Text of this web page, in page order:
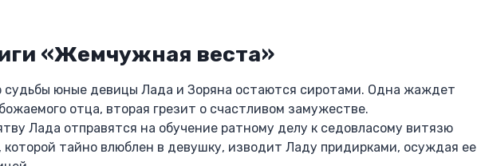
«Жемчужная веста»
юные девицы Лада и Зоряна остаются сиротами. Одна жаждет
отца, вторая грезит о счастливом замужестве.
Лада отправятся на обучение ратному делу к седовласому витязю
которой тайно влюблен в девушку, изводит Ладу придирками, осуждая ее